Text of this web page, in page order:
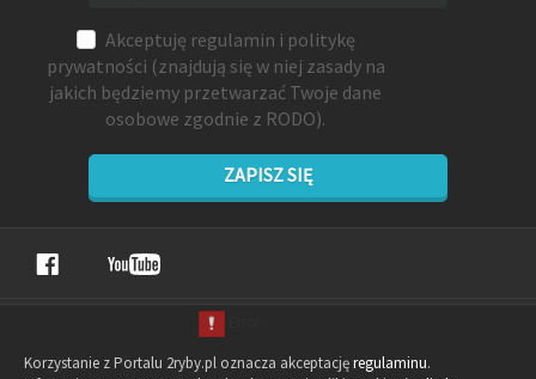
Akceptuję regulamin i politykę
prywatności (znajdują się w niej zasady na
jakich będziemy przetwarzać Twoje dane
osobowe zgodnie z RODO).
ZAPISZ SIĘ
Korzystanie z Portalu 2ryby.pl oznacza akceptacjęregulaminu.